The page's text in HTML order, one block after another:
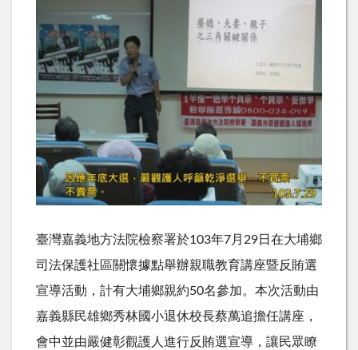
臺灣嘉義地方法院檢察署於103年7月29日在大埔鄉
司法保護社區關懷據點舉辦親職教育講座暨反賄選
宣導活動，計有大埔鄉親約50名參加。本次活動由
嘉義縣民雄鄉秀林國小退休校長蔡萬追擔任講座，
會中並由嚴健彰觀護人進行反賄選宣導，讓民眾瞭